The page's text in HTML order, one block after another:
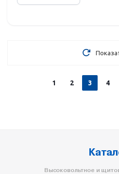
1 2 3 4
Высоковольтное и